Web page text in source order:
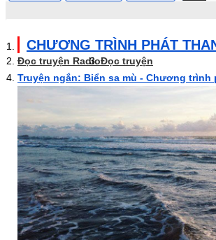
CHƯƠNG TRÌNH PHÁT
Đọc truyện RadioĐọc truyện
Truyện ngắn: Biển sa mù - Chương trình